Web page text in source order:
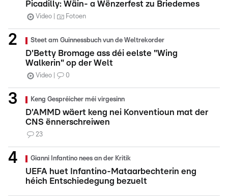
Picadilly: Wäin- a Wënzerfest zu Briedemes
Video Fotoen
Steet am Guinnessbuch vun de Weltrekorder
D'Betty Bromage ass déi eelste "Wing
Walkerin" op der Welt
Video 0
Keng Gespréicher méi virgesinn
D'AMMD wäert keng nei Konventioun mat der
CNS ënnerschreiwen
23
Gianni Infantino nees an der Kritik
UEFA huet Infantino-Mataarbechterin eng
héich Entschiedegung bezuelt